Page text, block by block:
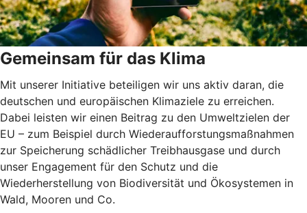
Gemeinsam für das Klima
Mit unserer Initiative beteiligen wir uns aktiv daran, die
deutschen und europäischen Klimaziele zu erreichen.
Dabei leisten wir einen Beitrag zu den Umweltzielen der
EU – zum Beispiel durch Wiederaufforstungsmaßnahmen
zur Speicherung schädlicher Treibhausgase und durch
unser Engagement für den Schutz und die
Wiederherstellung von Biodiversität und Ökosystemen in
Wald, Mooren und Co.